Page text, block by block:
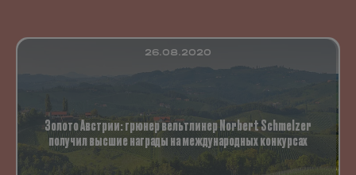
26.08.2020
Золото Австрии: грюнер вельтлинер Norbert Schmelzer
получил высшие награды на международных конкурсах